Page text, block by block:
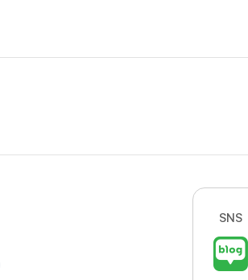
SNS